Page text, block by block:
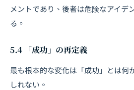
メントであり、後者は危険なアイデ
る。
5.4 「成功」の再定義
最も根本的な変化は「成功」とは何
しれない。